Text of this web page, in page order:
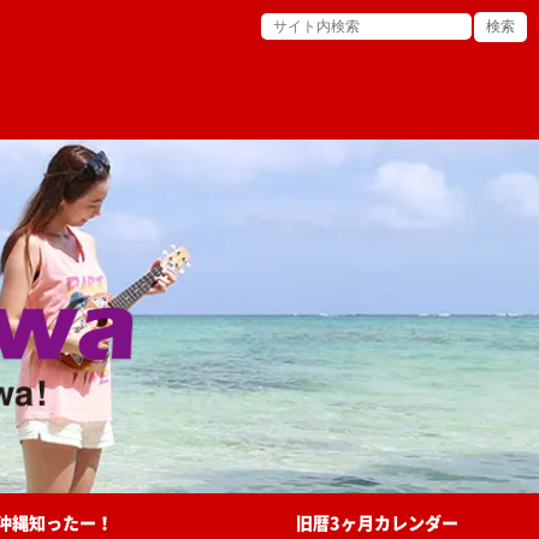
縄知ったー！ 旧暦3ヶ月カレンダー